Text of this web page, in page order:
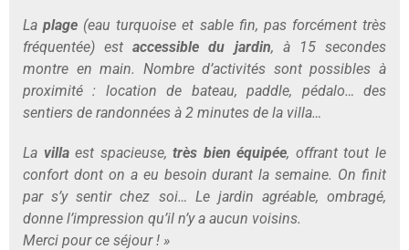
Laplage (eau turquoise et sable fin, pas forcément très
fréquentée) estaccessible du jardin, à 15 secondes
montre en main. Nombre d’activités sont possibles à
proximité : location de bateau, paddle, pédalo… des
sentiers de randonnées à 2 minutes de la villa…
La villaest spacieuse,très bien équipée, offrant tout le
confort dont on a eu besoin durant la semaine. On finit
par s’y sentir chez soi… Le jardin agréable, ombragé,
donne l’impression qu’il n’y a aucun voisins.
Merci pour ce séjour ! »